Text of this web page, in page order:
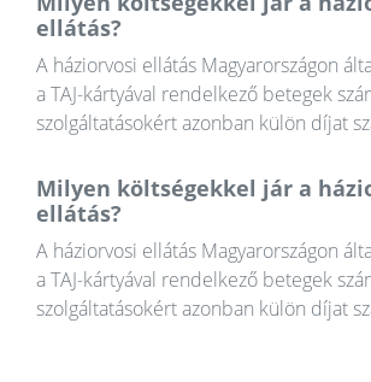
ellátás?
A háziorvosi ellátás Magyarországon
a TAJ-kártyával rendelkező betegek
szolgáltatásokért azonban külön díjat
Milyen költségekkel jár a
ellátás?
A háziorvosi ellátás Magyarországon
a TAJ-kártyával rendelkező betegek
szolgáltatásokért azonban külön díjat